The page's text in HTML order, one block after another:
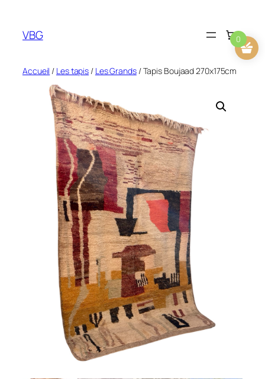
contenu
VBG
Accueil / Les tapis / Les Grands/ Tapis Boujaad 270x175cm
0